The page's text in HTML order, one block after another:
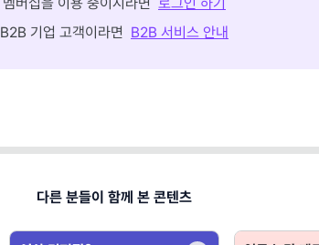
B2B 기업 고객이라면 B2B 서비스 안내
다른 분들이 함께 본 콘텐츠